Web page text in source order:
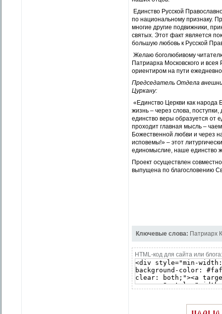
Единство Русской
по национальному признаку.
многие другие подвижники,
святых. Этот факт является
большую любовь к Русской
Желаю боголюбивому
Патриарха Московского и
ориентиром на пути
Председатель Отдела
Цуркану:
«Единство Церкви как народа
жизнь – через слова,
единство веры образуется от
проходит главная мысль –
Божественной любви и через
исповемы!» – этот
единомыслие, наше единство
Проект осуществлен
выпущена по благословению
Ключевые слова: Патриарх
HTML-код для сайта или блога: